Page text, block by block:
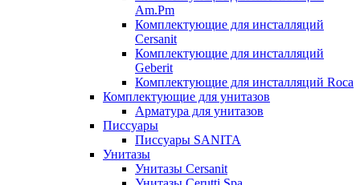
Am.Pm
Комплектующие для инсталляций
Cersanit
Комплектующие для инсталляций
Geberit
Комплектующие для инсталляций Roca
Комплектующие для унитазов
Арматура для унитазов
Писсуары
Писсуары SANITA
Унитазы
Унитазы Cersanit